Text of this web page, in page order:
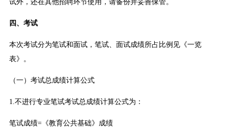
试外，还在其他招聘环节使用，请备份并妥善保管。
四、考试
本次考试分为笔试和面试，笔试、面试成绩所占比例见《一览
表》。
（一）考试总成绩计算公式
1.不进行专业笔试考试总成绩计算公式为：
笔试成绩=《教育公共基础》成绩